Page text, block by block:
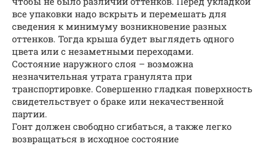
все упаковки надо вскрыть и перемешать для
сведения к минимуму возникновение разных
оттенков. Тогда крыша будет выглядеть одного
цвета или с незаметными переходами.
Состояние наружного слоя – возможна
незначительная утрата гранулята при
транспортировке. Совершенно гладкая поверхность
свидетельствует о браке или некачественной
партии.
Гонт должен свободно сгибаться, а также легко
возвращаться в исходное состояние